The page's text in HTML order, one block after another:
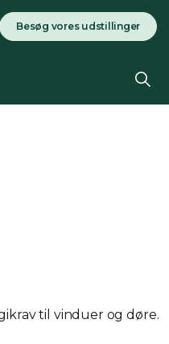
Besøg vores udstillinger
til vinduer og døre.